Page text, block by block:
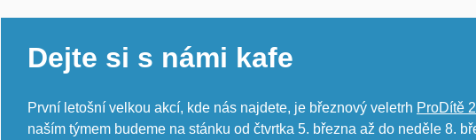
Dejte si s námi kafe
První letošní velkou akcí, kde nás najdete, je březnový veletrh ProDítě
naším týmem budeme na stánku od čtvrtka 5. března až do neděle 8.